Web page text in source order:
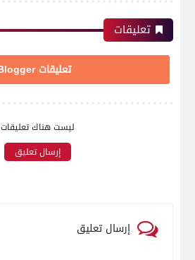
تعليقات
تعليقات Blogger
ليست هناك تعليقات
إرسال تعليق
إرسال تعليق